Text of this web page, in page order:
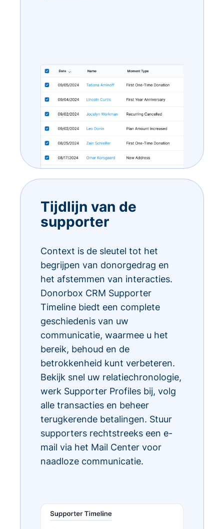
Tijdlijn van de
supporter
Context is de sleutel tot het
begrijpen van donorgedrag en
het afstemmen van interacties.
Donorbox CRM Supporter
Timeline biedt een complete
geschiedenis van uw
communicatie, waarmee u het
bereik, behoud en de
betrokkenheid kunt verbeteren.
Bekijk snel uw relatiechronologie,
werk Supporter Profiles bij, volg
alle transacties en beheer
terugkerende betalingen. Stuur
supporters rechtstreeks een e-
mail via het Mail Center voor
naadloze communicatie.